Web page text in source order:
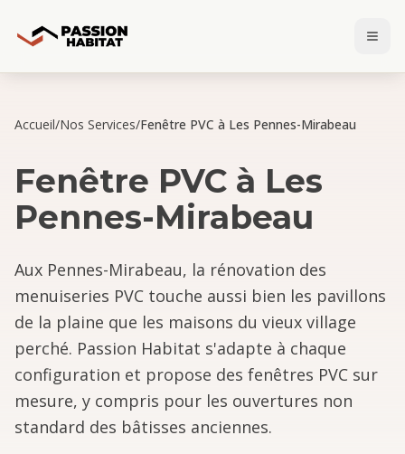
Accueil/Nos Services/Fenêtre PVC à Les Pennes-Mirabeau
Fenêtre PVC à Les
Pennes-Mirabeau
Aux Pennes-Mirabeau, la rénovation des
menuiseries PVC touche aussi bien les pavillons
de la plaine que les maisons du vieux village
perché. Passion Habitat s'adapte à chaque
configuration et propose des fenêtres PVC sur
mesure, y compris pour les ouvertures non
standard des bâtisses anciennes.